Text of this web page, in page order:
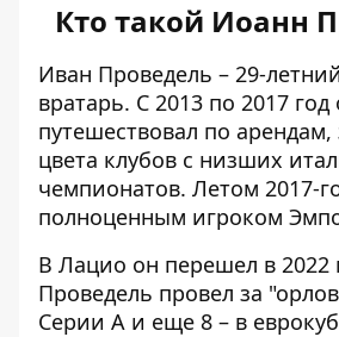
Кто такой Иоанн
Иван Проведель – 29-
вратарь. С 2013 по 2017 год
путешествовал по
цвета клубов с низших
чемпионатов. Летом 2017-
полноценным игроком
В Лацио он перешел в 2022
Проведель провел за
Серии А и еще 8 – в